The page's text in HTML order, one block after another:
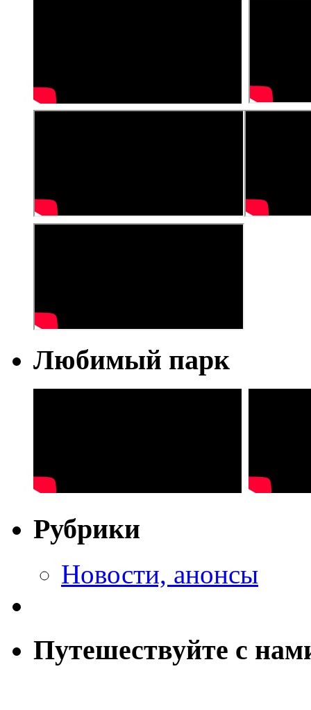
Любимый парк
Рубрики
Новости, анонсы
Путешествуйте с